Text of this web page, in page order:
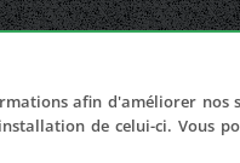
afin d'améliorer nos
de celui-ci. Vous